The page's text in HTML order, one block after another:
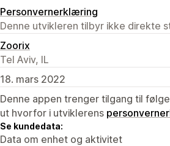
Personvernerklæring
Denne utvikleren tilbyr ikke direkte
Zoorix
Tel Aviv, IL
18. mars 2022
Denne appen trenger tilgang til
ut hvorfor i utviklerens
Se kundedata:
Data om enhet og aktivitet